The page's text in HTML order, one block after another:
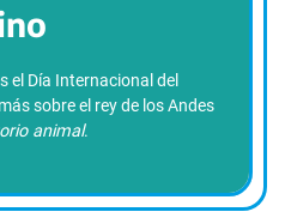
el Día Internacional del
sobre el rey de los Andes
animal.